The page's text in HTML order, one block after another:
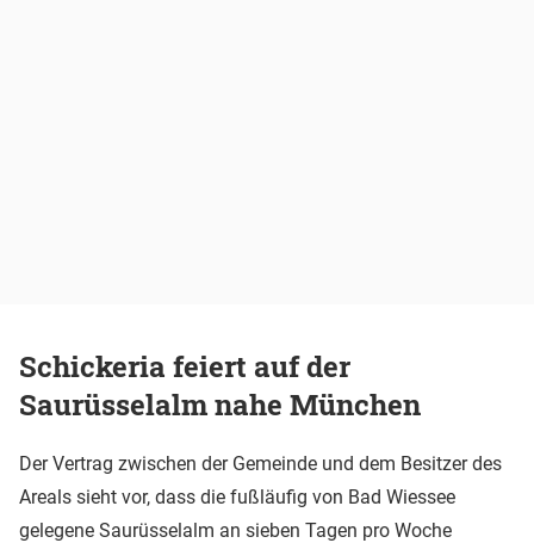
Schickeria feiert auf der
Saurüsselalm nahe München
Der Vertrag zwischen der Gemeinde und dem Besitzer des
Areals sieht vor, dass die fußläufig von Bad Wiessee
gelegene Saurüsselalm an sieben Tagen pro Woche